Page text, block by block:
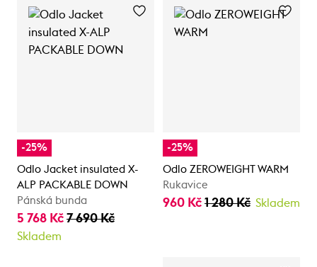
-25%
Odlo Jacket insulated X-
ALP PACKABLE DOWN
Pánská bunda
5 768 Kč 7 690 Kč
Skladem
-25%
Odlo ZEROWEIGHT WARM
Rukavice
960 Kč 1 280 Kč Skladem